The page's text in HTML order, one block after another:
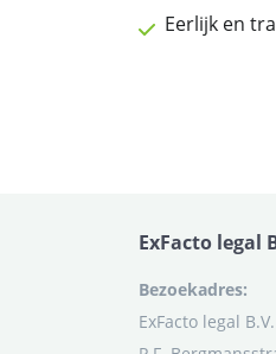
Eerlijk en
ExFacto legal
Bezoekadres:
ExFacto legal B.V.